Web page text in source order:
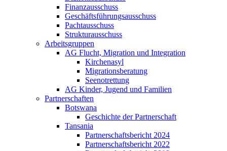
Finanzausschuss
Geschäftsführungsausschuss
Pachtausschuss
Strukturausschuss
Arbeitsgruppen
AG Flucht, Migration und Integration
Kirchenasyl
Migrationsberatung
Seenotrettung
AG Kinder, Jugend und Familien
Partnerschaften
Botswana
Geschichte der Partnerschaft
Tansania
Partnerschaftsbericht 2024
Partnerschaftsbericht 2022